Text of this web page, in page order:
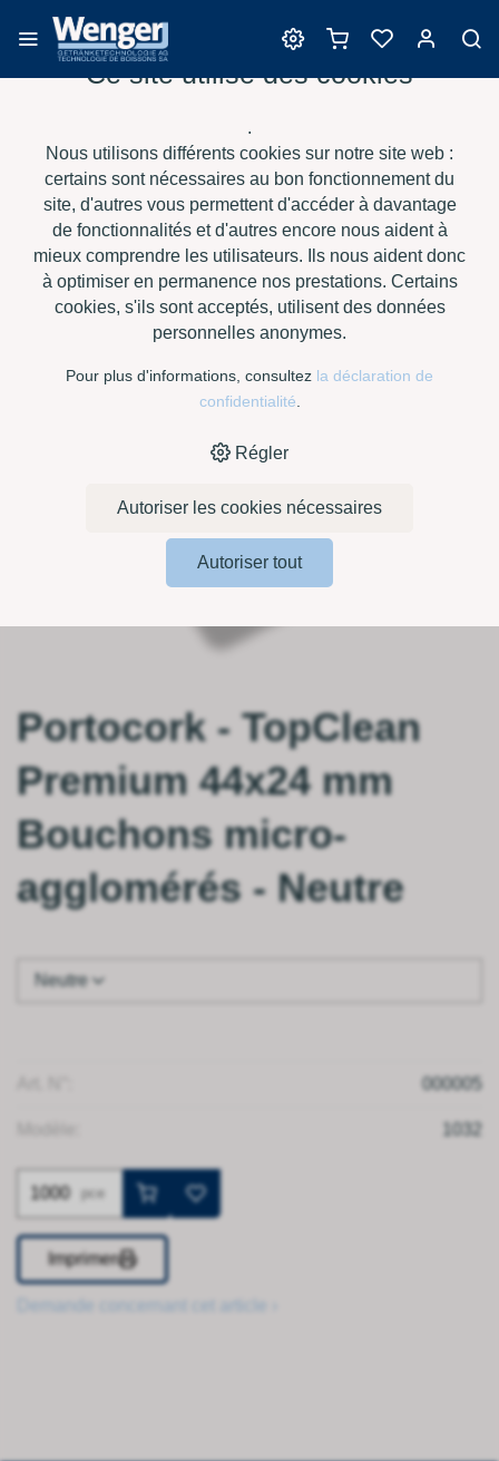
HOME › E-SHOP › VIN › BOUCHONS › PORTOCORK -
TOPCLEAN PREMIUM 44X24 MM BOUCHONS MICRO-
AGGLOMÉRÉS › NEUTRE
Portocork - TopClean
Premium 44x24 mm
Bouchons micro-
agglomérés - Neutre
Neutre
000005
pce
Imprimer
Demande concernant cet article ›
Ce site utilise des cookies
.
Nous utilisons différents cookies sur notre site web :
certains sont nécessaires au bon fonctionnement du
site, d'autres vous permettent d'accéder à davantage
de fonctionnalités et d'autres encore nous aident à
mieux comprendre les utilisateurs. Ils nous aident donc
à optimiser en permanence nos prestations. Certains
cookies, s'ils sont acceptés, utilisent des données
personnelles anonymes.
Pour plus d'informations, consultez la déclaration de
confidentialité
Régler
Autoriser les cookies nécessaires
Autoriser tout